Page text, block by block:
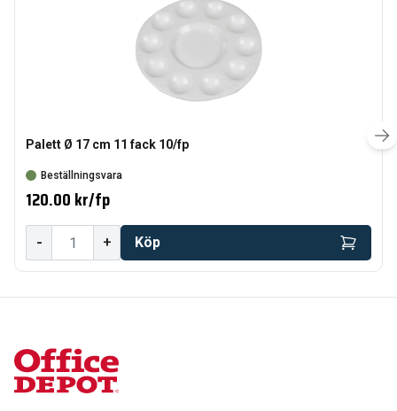
Palett Ø 17 cm 11 fack 10/fp
Beställningsvara
120.00 kr/fp
- + Köp